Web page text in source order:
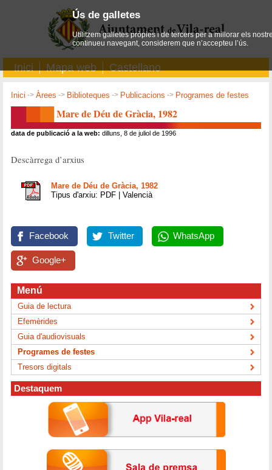
Inici Mapa web Castellano
Inici ->Àrees -> Biblioteques -> Publicacions -> Programes de festes
Mare de Déu de Gràcia, 1982
data de publicació a la web: dilluns, 8 de juliol de 1996
Descàrrega d’arxius
Mare de Déu de Gràcia, 1982
Tipus d'arxiu: PDF | Valencià
Facebook Twitter WhatsApp
Google+
Menú
Guia de lectura
Efemèrides
Guia d'audiovisuals
Programes de festes
Tresors digitals
Destaquem
Ús de galletes
Utilitzem galletes pròpies i de tercers per a millorar els
continueu navegant, considerem que n’accepteu l’ús.